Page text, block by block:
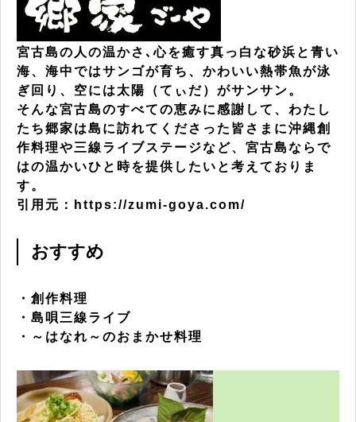
宮古島の人の温かさ､心を癒す真っ白な砂浜と青い
海、海中ではサンゴが育ち、かわいい熱帯魚が泳
ぎ回り、空には太陽（てぃだ）がサンサン。
そんな宮古島のすべての恵みに感謝して、わたし
たち郷家は島に訪れてくださった皆さまに沖縄創
作料理や三線ライブステージなど、宮古島ならで
はの温かいひと時を提供したいと考えておりま
す。
引用元：https://zumi-goya.com/
おすすめ
・創作料理
・島唄三線ライブ
・～はなれ～のおまかせ料理